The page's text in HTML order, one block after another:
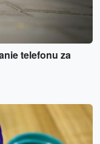
telefonu za